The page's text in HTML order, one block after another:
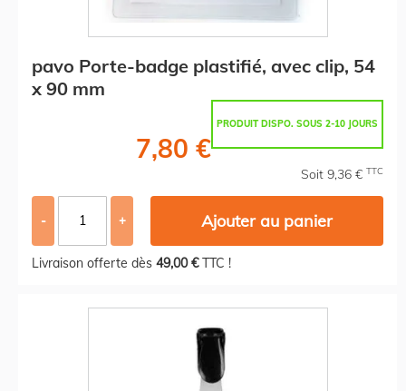
pavo Porte-badge plastifié, avec clip, 54
x 90 mm
PRODUIT DISPO. SOUS 2-10 JOURS
7,80 €
Soit 9,36 € TTC
- + Ajouter au panier
Livraison offerte dès 49,00 €TTC !